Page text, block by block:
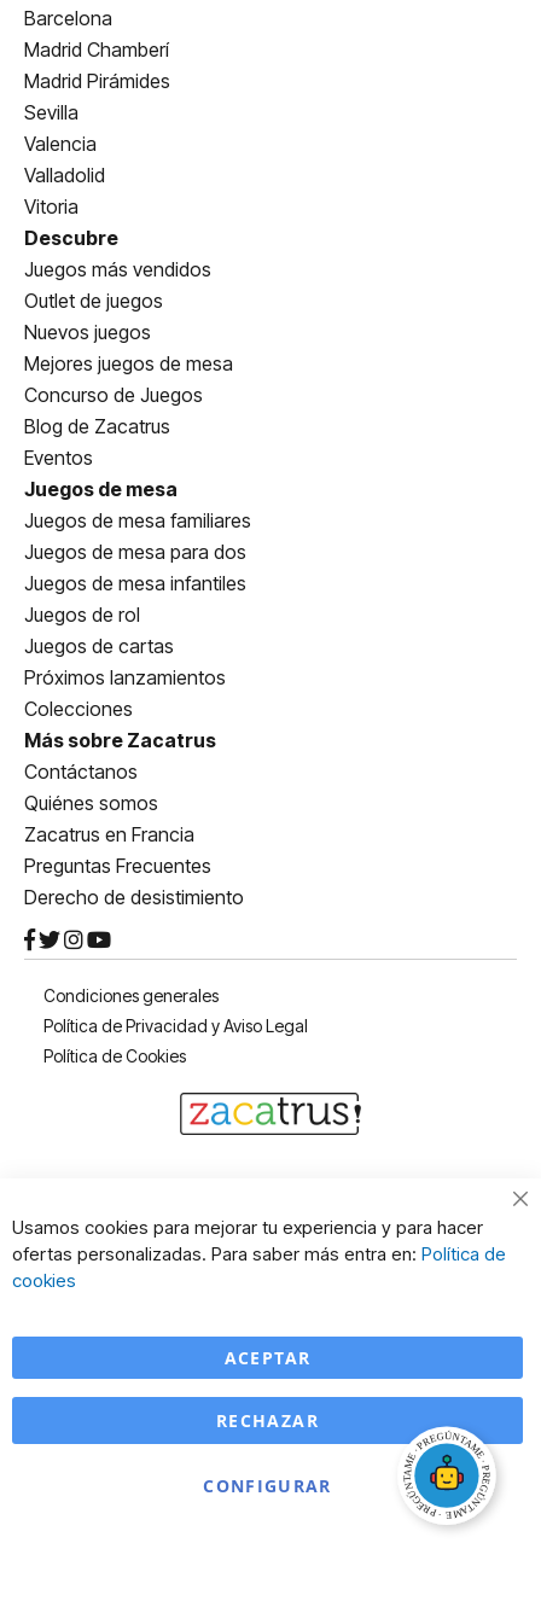
Barcelona
Madrid Chamberí
Madrid Pirámides
Sevilla
Valencia
Valladolid
Vitoria
Descubre
Juegos más vendidos
Outlet de juegos
Nuevos juegos
Mejores juegos de mesa
Concurso de Juegos
Blog de Zacatrus
Eventos
Juegos de mesa
Juegos de mesa familiares
Juegos de mesa para dos
Juegos de mesa infantiles
Juegos de rol
Juegos de cartas
Próximos lanzamientos
Colecciones
Más sobre Zacatrus
Contáctanos
Quiénes somos
Zacatrus en Francia
Preguntas Frecuentes
Derecho de desistimiento
Condiciones generales
Política de Privacidad y Aviso Legal
Política de Cookies
Usamos cookies para mejorar tu experiencia y para hacer
ofertas personalizadas. Para saber más entra en: Política de
cookies
ACEPTAR
CONFIGURAR
RECHAZAR